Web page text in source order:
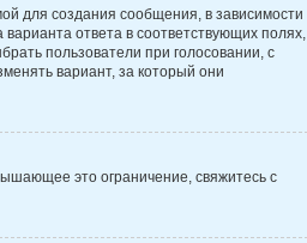
для создания сообщения, в зависимости
ответа в соответствующих полях,
пользователи при голосовании, с
вариант, за который они
это ограничение, свяжитесь с